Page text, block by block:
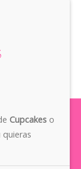
Cupcakeso